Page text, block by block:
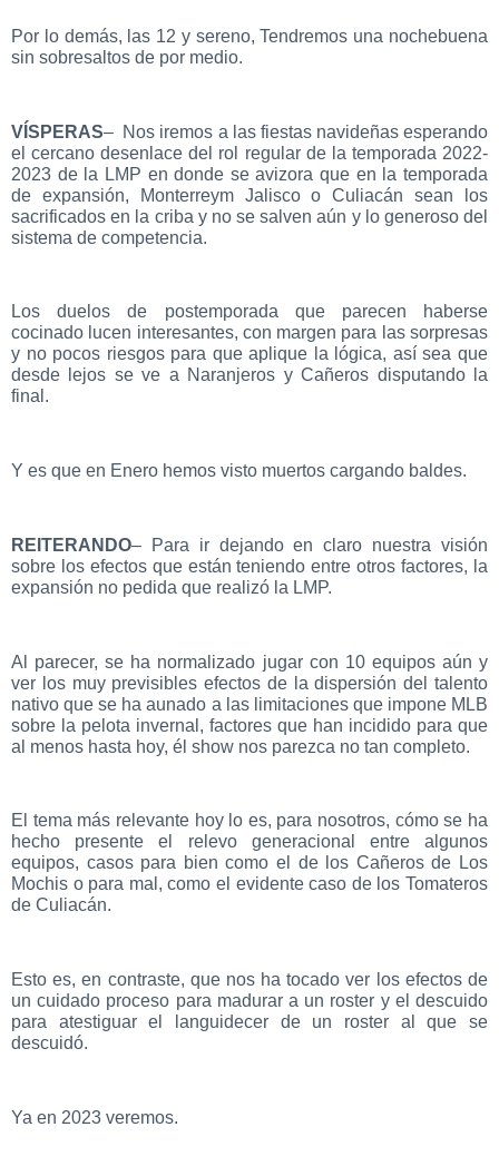
Por lo demás, las 12 y sereno, Tendremos una nochebuena
sin sobresaltos de por medio.
VÍSPERAS– Nos iremos a las fiestas navideñas esperando
el cercano desenlace del rol regular de la temporada 2022-
2023 de la LMP en donde se avizora que en la temporada
de expansión, Monterreym Jalisco o Culiacán sean los
sacrificados en la criba y no se salven aún y lo generoso del
sistema de competencia.
Los duelos de postemporada que parecen haberse
cocinado lucen interesantes, con margen para las sorpresas
y no pocos riesgos para que aplique la lógica, así sea que
desde lejos se ve a Naranjeros y Cañeros disputando la
final.
Y es que en Enero hemos visto muertos cargando baldes.
REITERANDO– Para ir dejando en claro nuestra visión
sobre los efectos que están teniendo entre otros factores, la
expansión no pedida que realizó la LMP.
Al parecer, se ha normalizado jugar con 10 equipos aún y
ver los muy previsibles efectos de la dispersión del talento
nativo que se ha aunado a las limitaciones que impone MLB
sobre la pelota invernal, factores que han incidido para que
al menos hasta hoy, él show nos parezca no tan completo.
El tema más relevante hoy lo es, para nosotros, cómo se ha
hecho presente el relevo generacional entre algunos
equipos, casos para bien como el de los Cañeros de Los
Mochis o para mal, como el evidente caso de los Tomateros
de Culiacán.
Esto es, en contraste, que nos ha tocado ver los efectos de
un cuidado proceso para madurar a un roster y el descuido
para atestiguar el languidecer de un roster al que se
descuidó.
Ya en 2023 veremos.